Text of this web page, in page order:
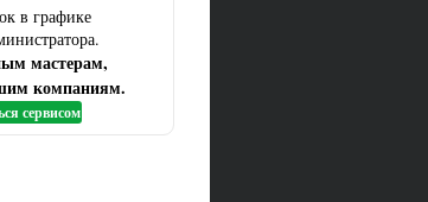
в графике
мастерам,
компаниям.
сервисом